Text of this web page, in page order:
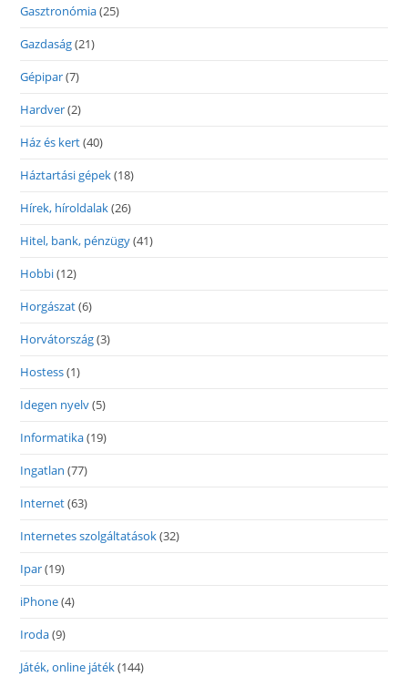
Gasztronómia(25)
Gazdaság(21)
Gépipar(7)
Hardver(2)
Ház és kert(40)
Háztartási gépek(18)
Hírek, híroldalak(26)
Hitel, bank, pénzügy(41)
Hobbi(12)
Horgászat(6)
Horvátország(3)
Hostess(1)
Idegen nyelv(5)
Informatika(19)
Ingatlan (77)
Internet(63)
Internetes szolgáltatások(32)
Ipar(19)
iPhone(4)
Iroda(9)
Játék, online játék(144)